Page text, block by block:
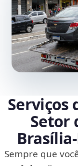
Serviços
Setor
Sempre que